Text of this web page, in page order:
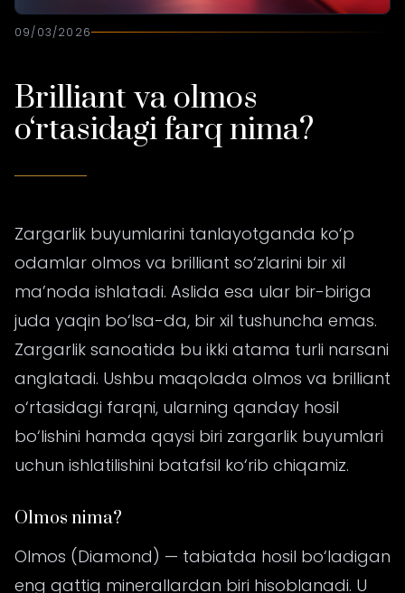
09/03/2026
Brilliant va olmos
o‘rtasidagi farq nima?
Zargarlik buyumlarini tanlayotganda ko‘p
odamlar olmos va brilliant so‘zlarini bir xil
ma’noda ishlatadi. Aslida esa ular bir-biriga
juda yaqin bo‘lsa-da, bir xil tushuncha emas.
Zargarlik sanoatida bu ikki atama turli narsani
anglatadi. Ushbu maqolada olmos va brilliant
o‘rtasidagi farqni, ularning qanday hosil
bo‘lishini hamda qaysi biri zargarlik buyumlari
uchun ishlatilishini batafsil ko‘rib chiqamiz.
Olmos nima?
Olmos (Diamond) — tabiatda hosil bo‘ladigan
eng qattiq minerallardan biri hisoblanadi. U